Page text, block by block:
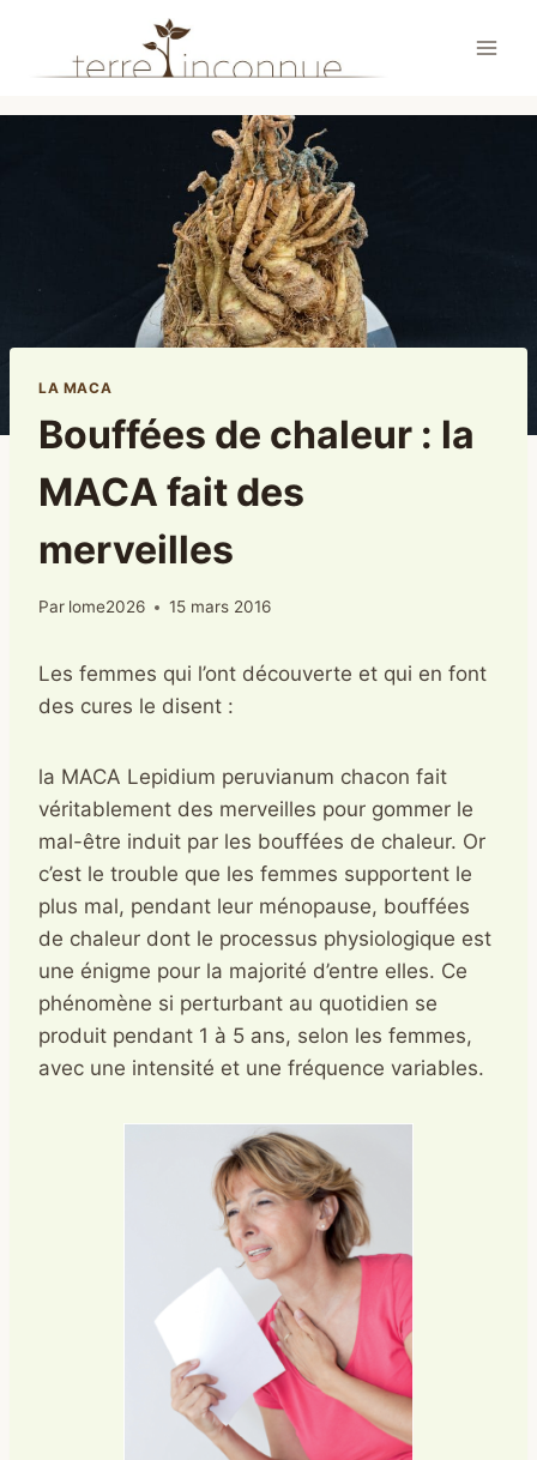
contenu
LA MACA
Bouffées de chaleur : la
MACA fait des
merveilles
Par lome2026 15 mars 2016
Les femmes qui l’ont découverte et qui en font
des cures le disent :
la MACA Lepidium peruvianum chacon fait
véritablement des merveilles pour gommer le
mal-être induit par les bouffées de chaleur. Or
c’est le trouble que les femmes supportent le
plus mal, pendant leur ménopause, bouffées
de chaleur dont le processus physiologique est
une énigme pour la majorité d’entre elles. Ce
phénomène si perturbant au quotidien se
produit pendant 1 à 5 ans, selon les femmes,
avec une intensité et une fréquence variables.